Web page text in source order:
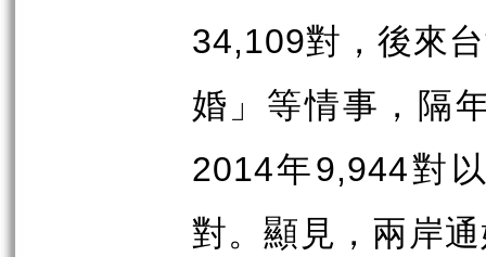
34,109對，後來
婚」等情事，隔
2014年9,944對
對。顯見，兩岸